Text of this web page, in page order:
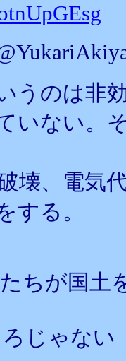
うのは非
いない。
壊、電気
する。
ちが国土
ろじゃな